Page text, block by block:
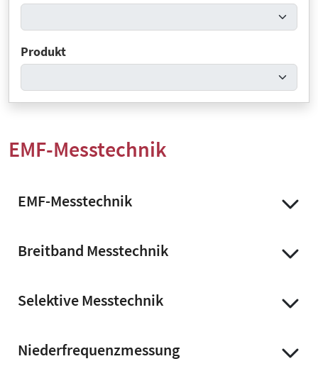
Produkt
EMF-Messtechnik
EMF-Messtechnik
Breitband Messtechnik
Selektive Messtechnik
Niederfrequenzmessung